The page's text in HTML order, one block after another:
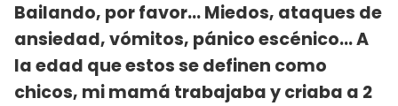
Bailando, por favor... Miedos, ataques de
ansiedad, vómitos, pánico escénico... A
la edad que estos se definen como
chicos, mi mamá trabajaba y criaba a 2